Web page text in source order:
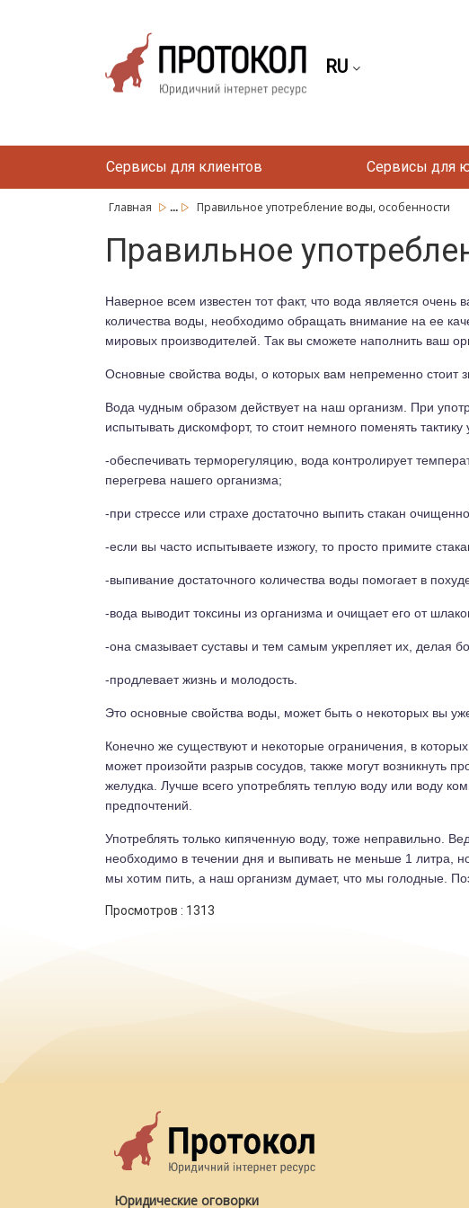
RU
Сервисы для клиентов Сервисы для
Главная ... Правильное употребление воды, особенности
Правильное
Наверное всем известен тот факт, что вода является
количества воды, необходимо обращать внимание на ее
мировых производителей. Так вы сможете наполнить ваш
Основные свойства воды, о которых вам непременно стоит
Вода чудным образом действует на наш организм. При
испытывать дискомфорт, то стоит немного поменять
-обеспечивать терморегуляцию, вода контролирует
перегрева нашего организма;
-при стрессе или страхе достаточно выпить стакан
-если вы часто испытываете изжогу, то просто примите
-выпивание достаточного количества воды помогает в
-вода выводит токсины из организма и очищает его от
-она смазывает суставы и тем самым укрепляет их, делая
-продлевает жизнь и молодость.
Это основные свойства воды, может быть о некоторых вы
Конечно же существуют и некоторые ограничения, в
может произойти разрыв сосудов, также могут возникнуть
желудка. Лучше всего употреблять теплую воду или воду
предпочтений.
Употреблять только кипяченную воду, тоже неправильно.
необходимо в течении дня и выпивать не меньше 1 литра,
мы хотим пить, а наш организм думает, что мы голодные.
Просмотров : 1313
Юридические оговорки